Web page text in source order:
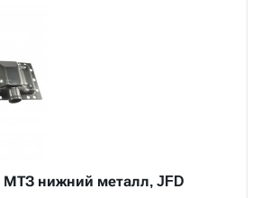
МТЗ нижний металл, JFD